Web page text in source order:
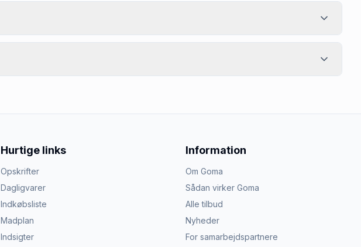
Hurtige links
Opskrifter
Dagligvarer
Indkøbsliste
Madplan
Indsigter
Information
Om Goma
Sådan virker Goma
Alle tilbud
Nyheder
For samarbejdspartnere